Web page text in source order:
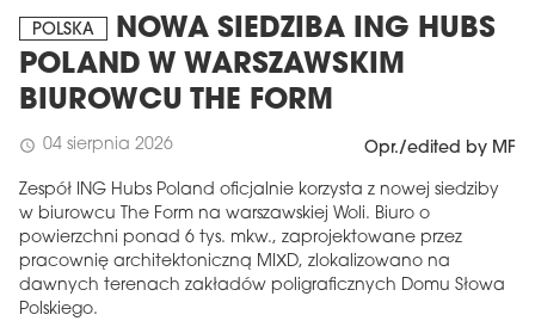
POLSKA
NOWA SIEDZIBA ING HUBS
POLAND W WARSZAWSKIM
BIUROWCU THE FORM
schedule 04 sierpnia 2026 Opr./edited by MF
Zespół ING Hubs Poland oficjalnie korzysta z nowej siedziby
w biurowcu The Form na warszawskiej Woli. Biuro o
powierzchni ponad 6 tys. mkw., zaprojektowane przez
pracownię architektoniczną MIXD, zlokalizowano na
dawnych terenach zakładów poligraficznych Domu Słowa
Polskiego.